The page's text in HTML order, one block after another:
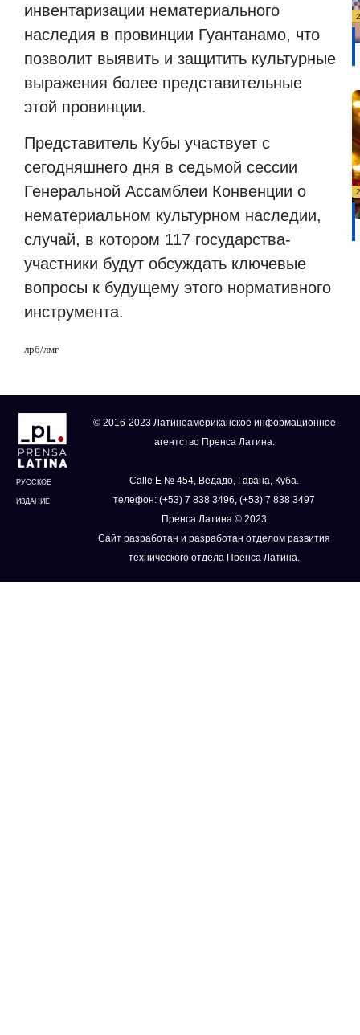
инвентаризации нематериального
наследия в провинции Гуантанамо, что
позволит выявить и защитить культурные
выражения более представительные
этой провинции.
Представитель Кубы участвует с
сегодняшнего дня в седьмой сессии
Генеральной Ассамблеи Конвенции о
нематериальном культурном наследии,
случай, в котором 117 государства-
участники будут обсуждать ключевые
вопросы к будущему этого нормативного
инструмента.
лрб/лмг
РУССКОЕ
ИЗДАНИЕ
© 2016-2023 Латиноамериканское информационное
агентство Пренса Латина.
Calle E № 454, Ведадо, Гавана, Куба.
телефон: (+53) 7 838 3496, (+53) 7 838 3497
Пренса Латина © 2023
Сайт разработан и разработан отделом развития
технического отдела Пренса Латина.